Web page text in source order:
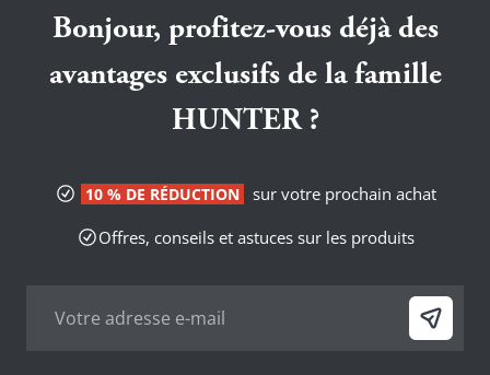
Bonjour, profitez-vous déjà des
avantages exclusifs de la famille
HUNTER ?
10 % DE RÉDUCTION
sur votre prochain achat
Offres, conseils et astuces sur les produits